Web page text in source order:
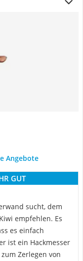
Angebote
GUT
sucht, dem
empfehlen. Es
es einfach
ist ein Hackmesser
Zerlegen von